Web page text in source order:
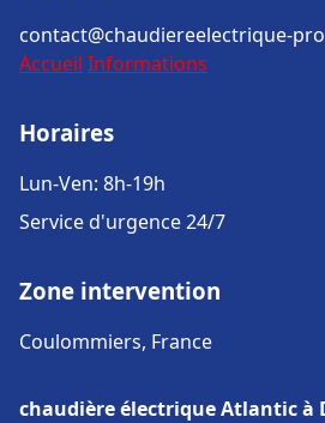
contact@chaudiereelectrique-
Accueil Informations
Horaires
Lun-Ven: 8h-19h
Service d'urgence 24/7
Zone intervention
Coulommiers, France
chaudière électrique Atlantic à